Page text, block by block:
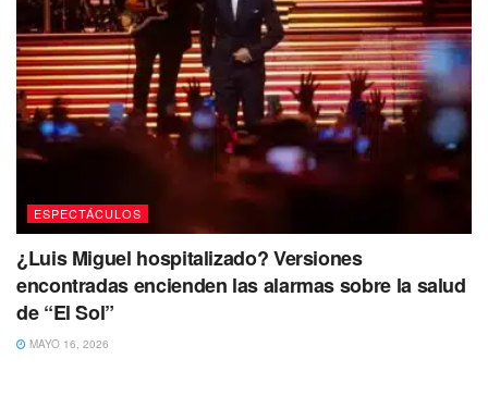
ESPECTÁCULOS
¿Luis Miguel hospitalizado? Versiones
encontradas encienden las alarmas sobre la salud
de “El Sol”
MAYO 16, 2026